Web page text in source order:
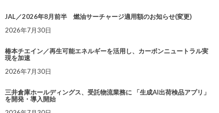
JAL／2026年8月前半 燃油サーチャージ適用額のお知らせ(変更)
2026年7月30日
椿本チエイン／再生可能エネルギーを活用し、カーボンニュートラル実
現を加速
2026年7月30日
三井倉庫ホールディングス、受託物流業務に 「生成AI出荷検品アプリ」
を開発・導入開始